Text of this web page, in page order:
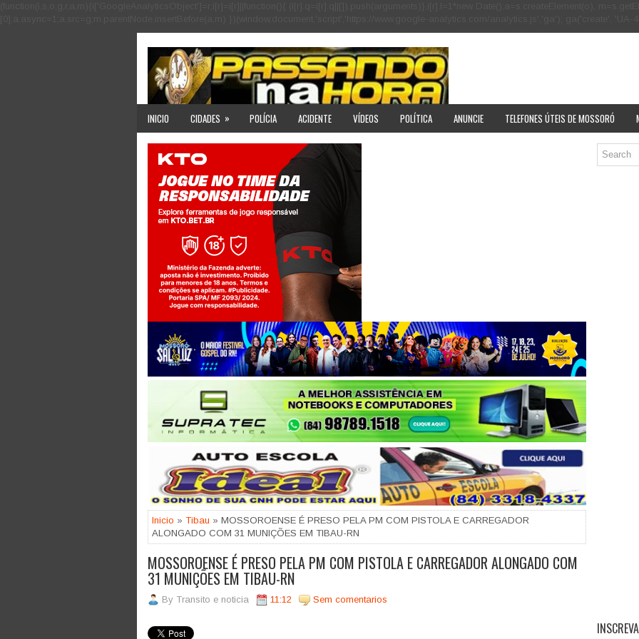
INICIO CIDADES » POLÍCIA ACIDENTE VÍDEOS POLÍTICA ANUNCIE TELEFONES ÚTEIS DE MOSSORÓ
Jogue com responsabilidade. 18+
Inicio » Tibau » MOSSOROENSE É PRESO PELA PM COM PISTOLA E CARREGADOR
ALONGADO COM 31 MUNIÇÕES EM TIBAU-RN
MOSSOROENSE É PRESO PELA PM COM PISTOLA E CARREGADOR ALONGADO COM
31 MUNIÇÕES EM TIBAU-RN
By Transito e noticia 11:12 Sem comentarios